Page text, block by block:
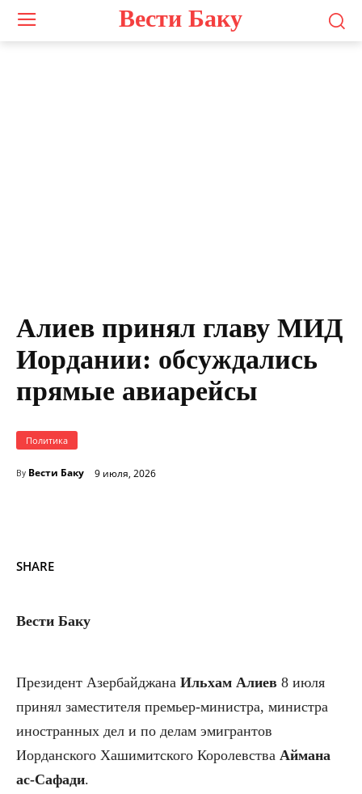
Вести Баку
Алиев принял главу МИД
Иордании: обсуждались
прямые авиарейсы
Политика
By Вести Баку 9 июля, 2026
SHARE
Вести Баку
Президент Азербайджана Ильхам Алиев 8 июля
принял заместителя премьер-министра, министра
иностранных дел и по делам эмигрантов
Иорданского Хашимитского Королевства Аймана
ас-Сафади.